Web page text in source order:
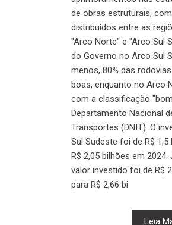
de obras estruturais,
distribuídos entre as
"Arco Norte" e "Arco Sul
do Governo no Arco Sul
menos, 80% das
boas, enquanto no Arco
com a classificação
Departamento Nacional
Transportes (DNIT). O
Sul Sudeste foi de R$
R$ 2,05 bilhões em
valor investido foi de R$
para R$ 2,66 bi
Leia